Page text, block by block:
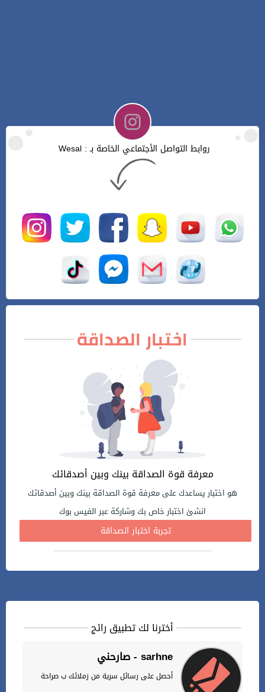
روابط التواصل الأجتماعي الخاصة بـ : Wesal
اختبار الصداقة
معرفة قوة الصداقة بينك وبين أصدقائك
هو اختبار يساعدك على معرفة قوة الصداقة بينك وبين أصدقائك
انشئ اختبار خاص بك وشاركة عبر الفيس بوك
تجربة اختبار الصداقة
أخترنا لك تطبيق رائج
صارحني - sarhne
أحصل على رسائل سرية من زملائك ب صراحة